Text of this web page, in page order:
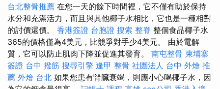
台北整骨推薦 在您一天的餘下時間裡，它不僅有助於保持
水分和充滿活力，而且與其他椰子水相比，它也是一種相對
的討價還價。 香港簽證 台胞證 搜索 整脊 整個食品椰子水
365的價格僅為4美元，比競爭對手少4美元。 由於電解
質，它可以防止肌肉下降並促進其發育。 南屯整骨 柬埔寨
簽證 台中 撥筋 搜尋引擎 逢甲 整骨 社團法人 台中 外燴 推
薦 外燴 台北 如果您患有腎臟衰竭，則應小心喝椰子水，因